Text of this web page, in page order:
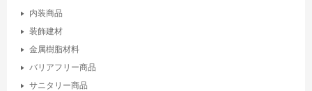
内装商品
装飾建材
金属樹脂材料
バリアフリー商品
サニタリー商品